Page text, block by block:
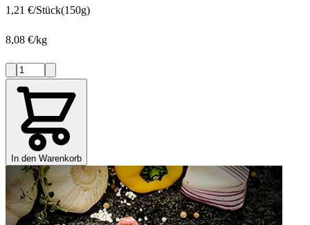
1,21 €/Stück(150g)
8,08 €/kg
In den Warenkorb